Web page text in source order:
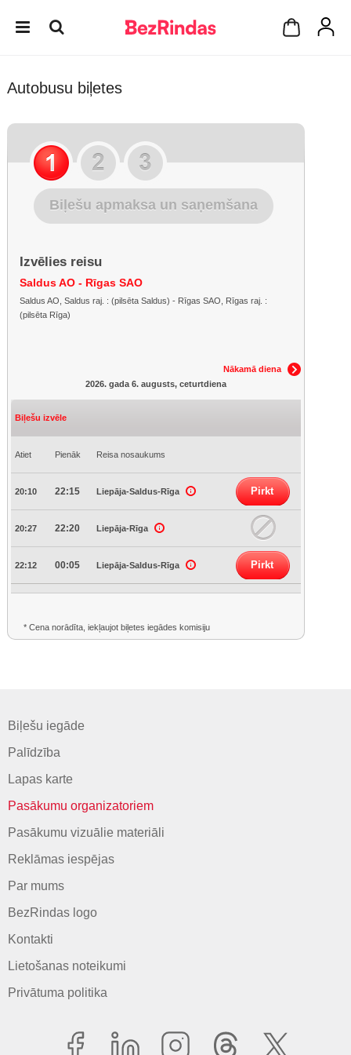
Autobusu biļetes
Biļešu apmaksa un saņemšana
Izvēlies reisu
Saldus AO - Rīgas SAO
Saldus AO, Saldus raj. : (pilsēta Saldus) - Rīgas SAO, Rīgas raj. :
(pilsēta Rīga)
Nākamā diena
2026. gada 6. augusts, ceturtdiena
Biļešu izvēle
Atiet Pienāk Reisa nosaukums
20:10 22:15 Liepāja-Saldus-Rīga Pirkt
20:27 22:20 Liepāja-Rīga
22:12 00:05 Liepāja-Saldus-Rīga Pirkt
* Cena norādīta, iekļaujot biļetes iegādes komisiju
Biļešu iegāde
Palīdzība
Lapas karte
Pasākumu organizatoriem
Pasākumu vizuālie materiāli
Reklāmas iespējas
Par mums
BezRindas logo
Kontakti
Lietošanas noteikumi
Privātuma politika